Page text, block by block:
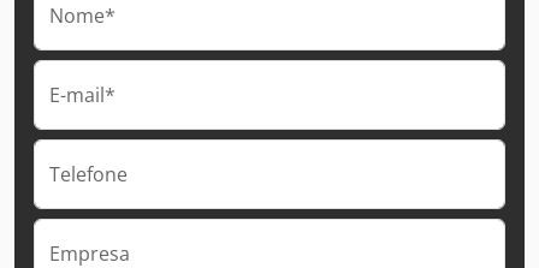
Nome*
E-mail*
Telefone
Empresa